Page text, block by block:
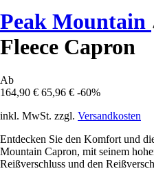
Peak Mountain
Fleece Capron
Ab
164,90 € 65,96 € -60%
inkl. MwSt. zzgl. Versandkosten
Entdecken Sie den Komfort und
Mountain Capron, mit seinem
Reißverschluss und den